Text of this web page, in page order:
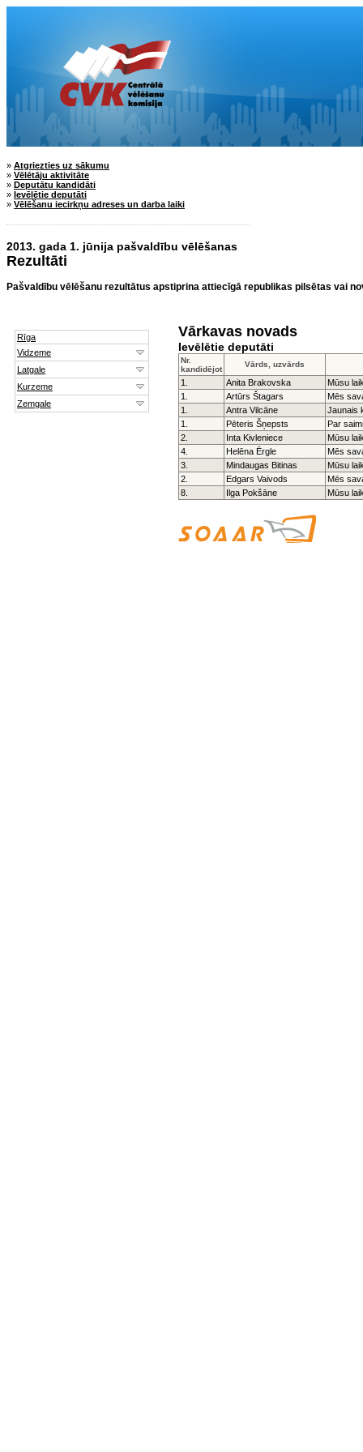
» Atgriezties uz sākumu
» Vēlētāju aktivitāte
» Deputātu kandidāti
» Ievēlētie deputāti
» Vēlēšanu iecirkņu adreses un darba laiki
2013. gada 1. jūnija pašvaldību vēlēšanas
Rezultāti
Pašvaldību vēlēšanu rezultātus apstiprina attiecīgā republikas pilsētas vai
Vārkavas novads
Ievēlētie deputāti
Nr.
kandidējot
Vārds, uzvārds
1. Anita Brakovska
Mūsu
1.
Artūrs Štagars
Mēs
1.
Antra Vilcāne
Jaunais
1.
Pēteris Šņepsts
Par
2.
Inta Kivleniece
Mūsu
4.
Helēna Ērgle
Mēs
3.
Mindaugas Bitinas
Mūsu
2.
Edgars Vaivods
Mēs
8.
Ilga Pokšāne Mūsu